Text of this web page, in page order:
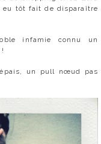
eu tôt fait de disparaître
infamie connu un
un pull nœud pas